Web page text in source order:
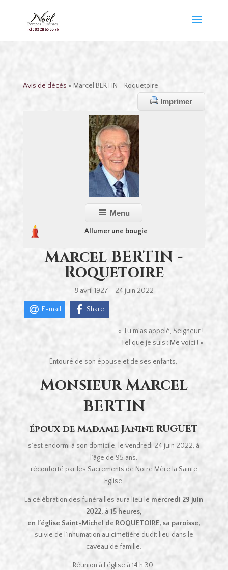
Avis de décès » Marcel BERTIN - Roquetoire
Imprimer
Menu
Allumer une bougie
Marcel BERTIN -
Roquetoire
8 avril 1927 - 24 juin 2022
E-mail Share
« Tu m’as appelé, Seigneur !
Tel que je suis : Me voici ! »
Entouré de son épouse et de ses enfants,
Monsieur Marcel
BERTIN
époux de Madame Janine RUGUET
s’est endormi à son domicile, le vendredi 24 juin 2022, à
l’âge de 95 ans,
réconforté par les Sacrements de Notre Mère la Sainte
Eglise.
La célébration des funérailles aura lieu le mercredi 29 juin
2022, à 15 heures,
en l’église Saint-Michel de ROQUETOIRE, sa paroisse,
suivie de l’inhumation au cimetière dudit lieu dans le
caveau de famille.
Réunion à l’église à 14 h 30.